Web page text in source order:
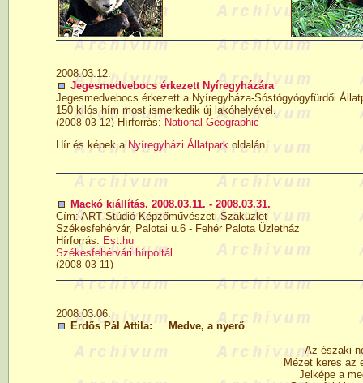
2008.03.12.
Jegesmedvebocs érkezett Nyíregyházára
Jegesmedvebocs érkezett a Nyíregyháza-Sóstógyógyfürdői
150 kilós hím most ismerkedik új lakóhelyével.
(2008-03-12)Hírforrás: National Geographic
Hír és képek a Nyíregyházi Állatparkoldalán
Mackó kiállítás. 2008.03.11. - 2008.03.31.
Cím: ART Stúdió Képzőművészeti Szaküzlet
Székesfehérvár, Palotai u.6 - Fehér Palota Üzletház
Hírforrás: Est.hu
Székesfehérvári hírpoltál
(2008-03-11)
2008.03.06.
Erdős Pál Attila: Medve, a nyerő
Az északi
Mézet keres az
Jelképe a